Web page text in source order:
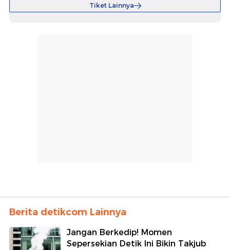
Tiket Lainnya
Berita detikcom Lainnya
Jangan Berkedip! Momen
Sepersekian Detik Ini Bikin Takjub